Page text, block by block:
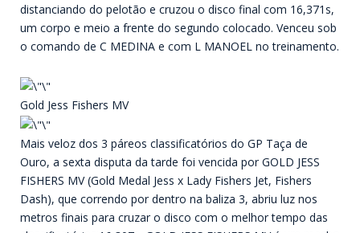
distanciando do pelotão e cruzou o disco final com 16,371s,
um corpo e meio a frente do segundo colocado. Venceu sob
o comando de C MEDINA e com L MANOEL no treinamento.
Gold Jess Fishers MV
Mais veloz dos 3 páreos classificatórios do GP Taça de
Ouro, a sexta disputa da tarde foi vencida por GOLD JESS
FISHERS MV (Gold Medal Jess x Lady Fishers Jet, Fishers
Dash), que correndo por dentro na baliza 3, abriu luz nos
metros finais para cruzar o disco com o melhor tempo das